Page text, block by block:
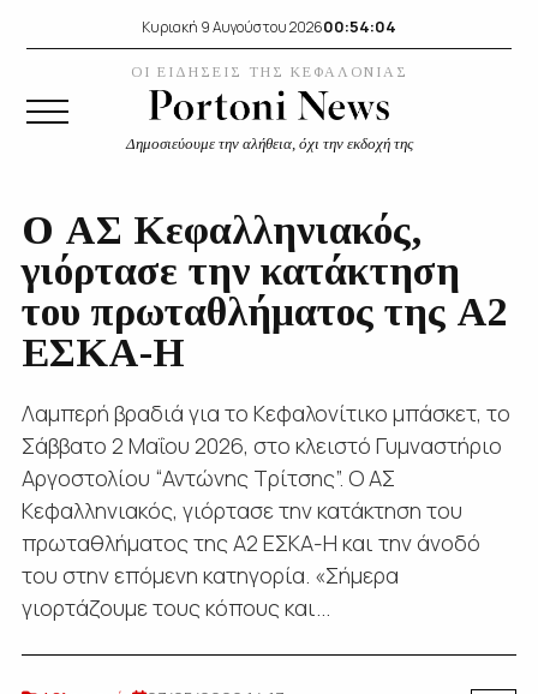
Κυριακή 9 Αυγούστου 202600:54:05
ΟΙ ΕΙΔΗΣΕΙΣ ΤΗΣ ΚΕΦΑΛΟΝΙΑΣ
Δημοσιεύουμε την αλήθεια, όχι την εκδοχή της
O ΑΣ Κεφαλληνιακός,
γιόρτασε την κατάκτηση
του πρωταθλήματος της Α2
ΕΣΚΑ-Η
Λαμπερή βραδιά για το Κεφαλονίτικο μπάσκετ, το
Σάββατο 2 Μαΐου 2026, στο κλειστό Γυμναστήριο
Αργοστολίου “Αντώνης Τρίτσης”. O ΑΣ
Κεφαλληνιακός, γιόρτασε την κατάκτηση του
πρωταθλήματος της Α2 ΕΣΚΑ-Η και την άνοδό
του στην επόμενη κατηγορία. «Σήμερα
γιορτάζουμε τους κόπους και...